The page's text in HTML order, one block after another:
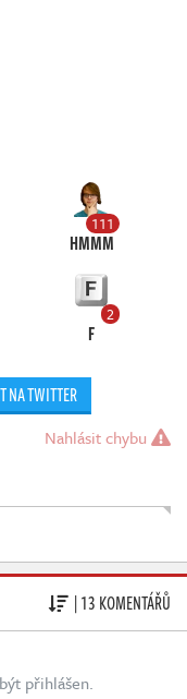
111
HMMM
2
F
NA TWITTER
Nahlásit chybu
| 13 KOMENTÁŘŮ
přihlášen.